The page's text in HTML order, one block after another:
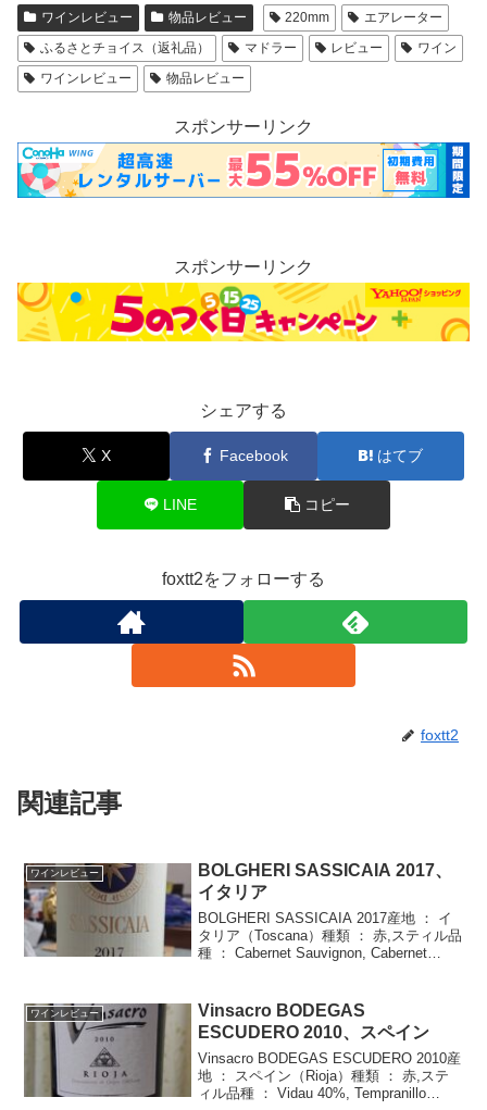
ワインレビュー 物品レビュー 220mm
エアレーター
ふるさとチョイス（返礼品）
マドラー レビュー
ワイン
ワインレビュー
物品レビュー
スポンサーリンク
スポンサーリンク
シェアする
X Facebook はてブ
LINE コピー
foxtt2をフォローする
foxtt2
関連記事
ワインレビュー
BOLGHERI SASSICAIA 2017、
イタリア
BOLGHERI SASSICAIA 2017産地 ： イ
タリア（Toscana）種類 ： 赤,スティル品
種 ： Cabernet Sauvignon, Cabernet
ワインレビュー
Vinsacro BODEGAS
ESCUDERO 2010、スペイン
Vinsacro BODEGAS ESCUDERO 2010産
地 ： スペイン（Rioja）種類 ： 赤,ステ
ィル品種 ： Vidau 40%, Tempranillo